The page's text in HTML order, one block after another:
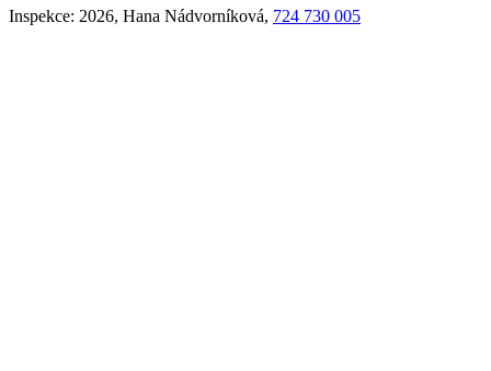
Inspekce: 2026, Hana Nádvorníková, 724 730 005